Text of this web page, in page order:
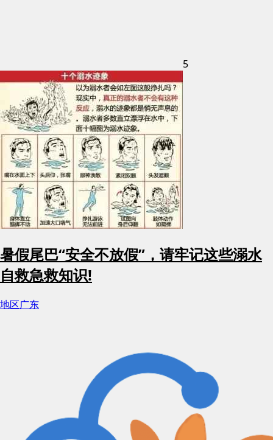
5
暑假尾巴“安全不放假”，请牢记这些溺水
自救急救知识!
地区广东